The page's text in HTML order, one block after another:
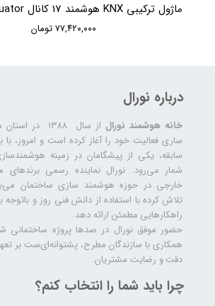
۷۷,۴۲۰,۰۰۰ تومان
درباره نورال
خانه هوشمند نورال
از سال ۱۳۸۸
سابقه، یکی از پیشگامان در زمینه
شمار می‌رود. نورال نماینده رسمی برندهای
خارجی در حوزه هوشمند سازی ساختمان
تلاش کرده با استفاده از دانش فنی روز و باتوجه
راهکارهایی مطمئن ارائه دهد.
حضور موفق نورال در صدها پروژه‌ ساختمانی
همکاری با سازندگان مطرح، پشتوانه‌ای‌ست بر
دقت و رضایت مشتریان.
چرا باید شما را انتخاب کنم؟